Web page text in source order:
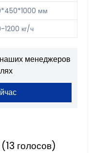
мм
1200 кг/ч
менеджеров
голосов)